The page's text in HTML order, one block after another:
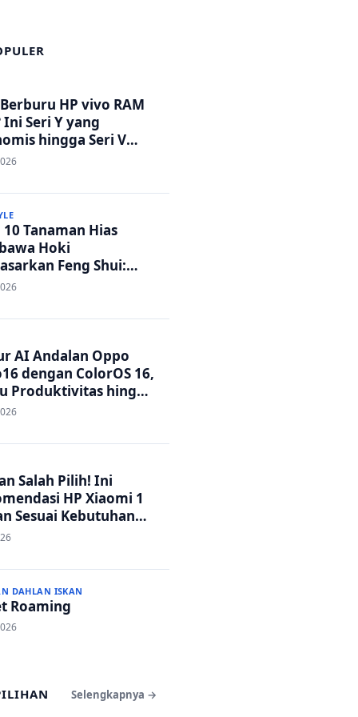
HP vivo RAM
Ini Seri Y yang
hingga Seri V
Militer!
Tanaman Hias
Hoki
Feng Shui:
Adem dan Rezeki
AI Andalan Oppo
dengan ColorOS 16,
Produktivitas hingga
Lebih Praktis
Salah Pilih! Ini
HP Xiaomi 1
Sesuai Kebutuhan
DAHLAN ISKAN
Roaming
Selengkapnya →